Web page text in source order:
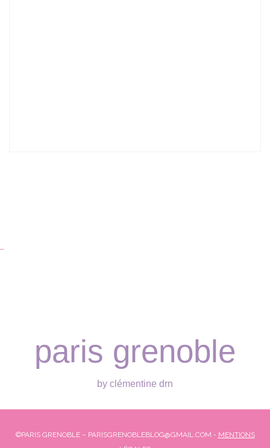
…
paris grenoble
by clémentine drn
©PARIS GRENOBLE – PARISGRENOBLEBLOG@GMAIL.COM - MENTIONS